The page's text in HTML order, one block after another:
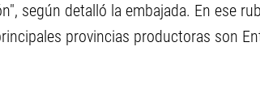
según detalló la embajada. En ese
provincias productoras son